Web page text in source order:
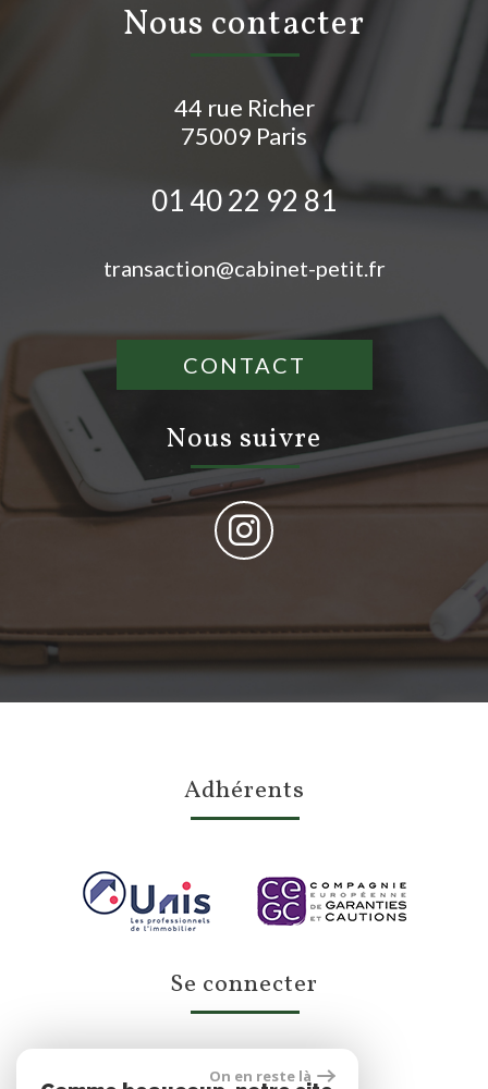
nous contacter
44 rue Richer
75009 Paris
01 40 22 92 81
transaction@cabinet-petit.fr
CONTACT
nous suivre
adhérents
se connecter
Espace propriétaire
On en reste là